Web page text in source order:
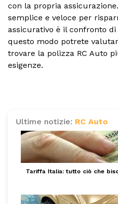
con la propria
semplice e veloce per
assicurativo è il confronto
questo modo potrete
trovare la polizza RC Auto
esigenze.
Ultime notizie: RC Auto
Tariffa Italia: tutto ciò che